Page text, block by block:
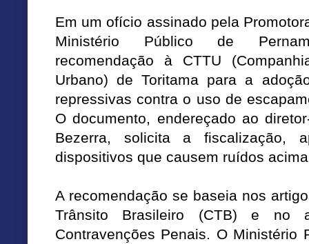
Em um ofício assinado pela
Ministério Público de
recomendação à CTTU
Urbano) de Toritama para a
repressivas contra o uso de
O documento, endereçado ao
Bezerra, solicita a fiscalização,
dispositivos que causem ruídos
A recomendação se baseia nos
Trânsito Brasileiro (CTB) e
Contravenções Penais. O Ministério